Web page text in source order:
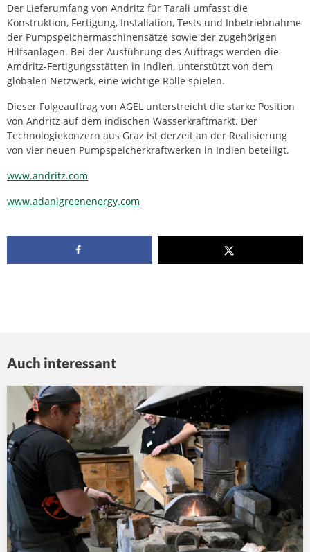
Der Lieferumfang von Andritz für Tarali umfasst die
Konstruktion, Fertigung, Installation, Tests und Inbetriebnahme
der Pumpspeichermaschinensätze sowie der zugehörigen
Hilfsanlagen. Bei der Ausführung des Auftrags werden die
Amdritz-Fertigungsstätten in Indien, unterstützt von dem
globalen Netzwerk, eine wichtige Rolle spielen.
Dieser Folgeauftrag von AGEL unterstreicht die starke Position
von Andritz auf dem indischen Wasserkraftmarkt. Der
Technologiekonzern aus Graz ist derzeit an der Realisierung
von vier neuen Pumpspeicherkraftwerken in Indien beteiligt.
www.andritz.com
www.adanigreenenergy.com
Auch interessant